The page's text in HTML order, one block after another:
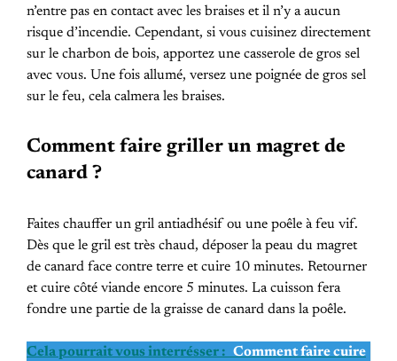
n’entre pas en contact avec les braises et il n’y a aucun
risque d’incendie. Cependant, si vous cuisinez directement
sur le charbon de bois, apportez une casserole de gros sel
avec vous. Une fois allumé, versez une poignée de gros sel
sur le feu, cela calmera les braises.
Comment faire griller un magret de
canard ?
Faites chauffer un gril antiadhésif ou une poêle à feu vif.
Dès que le gril est très chaud, déposer la peau du magret
de canard face contre terre et cuire 10 minutes. Retourner
et cuire côté viande encore 5 minutes. La cuisson fera
fondre une partie de la graisse de canard dans la poêle.
Cela pourrait vous interrésser : Comment faire cuire